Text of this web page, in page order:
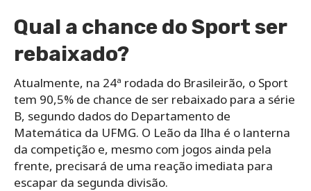
Qual a chance do Sport ser
rebaixado?
Atualmente, na 24ª rodada do Brasileirão, o Sport
tem 90,5% de chance de ser rebaixado para a série
B, segundo dados do Departamento de
Matemática da UFMG. O Leão da Ilha é o lanterna
da competição e, mesmo com jogos ainda pela
frente, precisará de uma reação imediata para
escapar da segunda divisão.